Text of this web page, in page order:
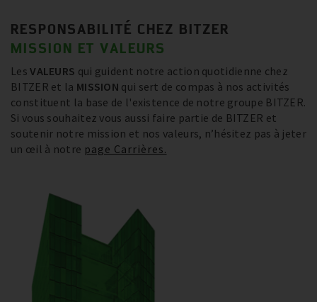
RESPONSABILITÉ CHEZ BITZER
MISSION ET VALEURS
LesVALEURS qui guident notre action quotidienne chez
BITZER et la MISSION qui sert de compas à nos activités
constituent la base de l'existence de notre groupe BITZER.
Si vous souhaitez vous aussi faire partie de BITZER et
soutenir notre mission et nos valeurs, n’hésitez pas à jeter
un œil à notre page Carrières.